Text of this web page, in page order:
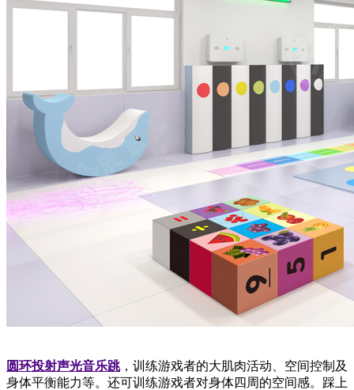
圆环投射声光音乐跳，训练游戏者的大肌肉活动、空间控制及
身体平衡能力等。还可训练游戏者对身体四周的空间感。踩上